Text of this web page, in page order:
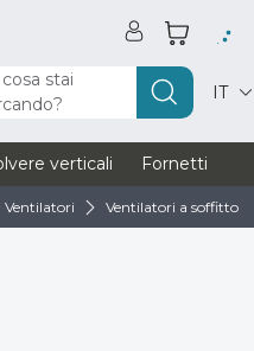
stai
IT
verticali Fornetti
Ventilatori Ventilatori a soffitto